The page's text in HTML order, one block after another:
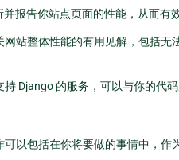
报告你站点页面的性能，从而有
站整体性能的有用见解，包括无
Django 的服务，可以与你的代
以包括在你将要做的事情中，作